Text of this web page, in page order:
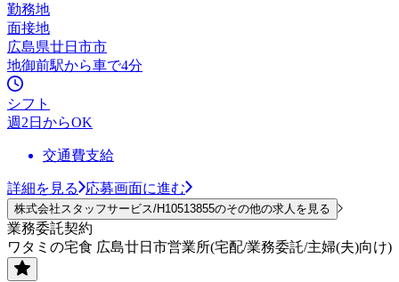
勤務地
面接地
広島県廿日市市
地御前駅から車で4分
シフト
週2日からOK
交通費支給
詳細を見る 応募画面に進む
株式会社スタッフサービス/H10513855のその他の求人を見る
業務委託契約
ワタミの宅食 広島廿日市営業所(宅配/業務委託/主婦(夫)向け)